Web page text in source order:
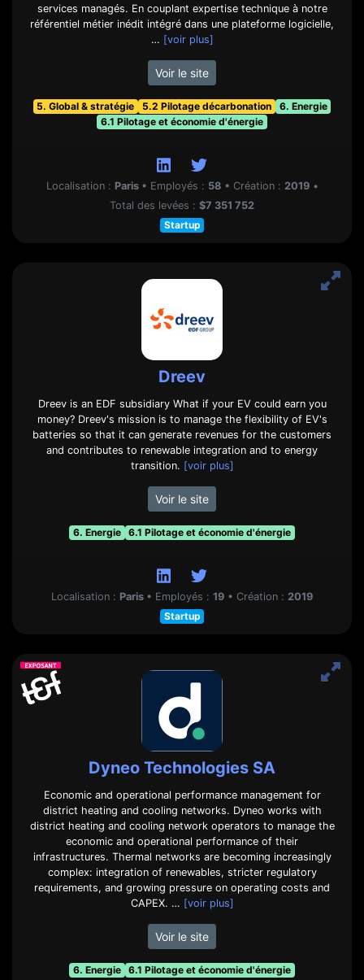
services managés. En couplant expertise technique à notre
référentiel métier inédit intégré dans une plateforme logicielle,
… [voir plus]
Voir le site
5. Global & stratégie 5.2 Pilotage décarbonation
6. Energie
6.1 Pilotage et économie d'énergie
Localisation : Paris • Employés : 58 • Création : 2019 •
Total des levées : $7 351 752
Startup
Dreev
Dreev is an EDF subsidiary What if your EV could earn you
money? Dreev's mission is to manage the flexibility of EV's
batteries so that it can generate revenues for the customers
and contributes to renewable integration and to energy
transition. [voir plus]
Voir le site
6. Energie 6.1 Pilotage et économie d'énergie
Localisation : Paris • Employés : 19 • Création : 2019
Startup
Dyneo Technologies SA
Economic and operational performance management for
district heating and cooling networks. Dyneo works with
district heating and cooling network operators to manage the
economic and operational performance of their
infrastructures. Thermal networks are becoming increasingly
complex: integration of renewables, stricter regulatory
requirements, and growing pressure on operating costs and
CAPEX. … [voir plus]
Voir le site
6. Energie 6.1 Pilotage et économie d'énergie